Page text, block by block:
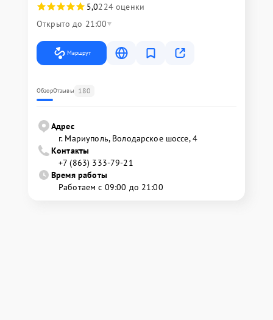
5,0224 оценки
Открыто до 21:00
Маршрут
ОбзорОтзывы 180
Адрес
г. Мариуполь, Володарское шоссе, 4
Контакты
+7 (863) 333-79-21
Время работы
Работаем с 09:00 до 21:00